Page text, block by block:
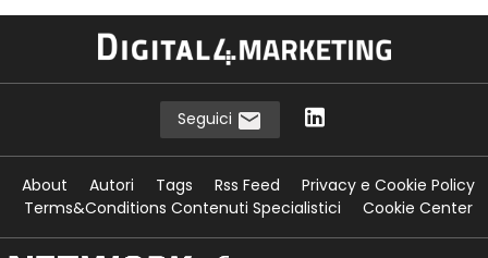
Seguici
About Autori Tags Rss Feed
Privacy e Cookie Policy
Terms&Conditions Contenuti Specialistici
Cookie Center